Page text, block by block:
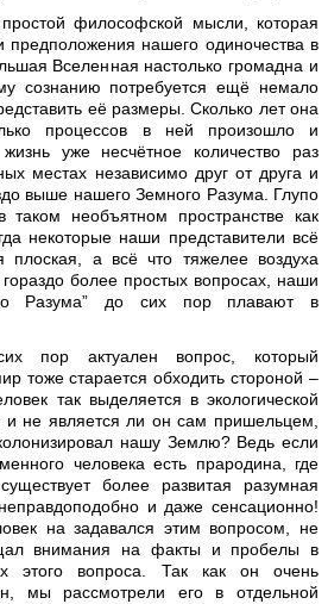
философской мысли, которая
предположения нашего одиночества в
Вселенная настолько громадна и
сознанию потребуется ещё немало
её размеры. Сколько лет она
процессов в ней произошло и
уже несчётное количество раз
местах независимо друг от друга и
выше нашего Земного Разума. Глупо
необъятном пространстве как
некоторые наши представители всё
а всё что тяжелее воздуха
более простых вопросах, наши
Разума” до сих пор плавают в
пор актуален вопрос, который
тоже старается обходить стороной –
так выделяется в экологической
не является ли он сам пришельцем,
нашу Землю? Ведь если
человека есть прародина, где
более развитая разумная
и даже сенсационно!
на задавался этим вопросом, не
внимания на факты и пробелы в
этого вопроса. Так как он очень
мы рассмотрели его в отдельной